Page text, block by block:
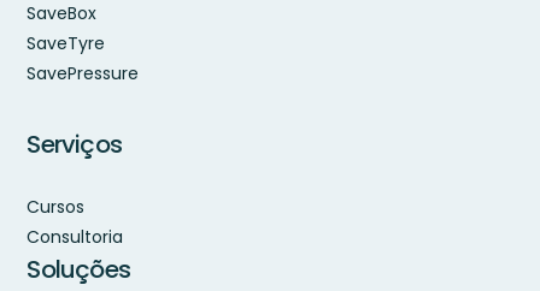
SaveBox
SaveTyre
SavePressure
Serviços
Cursos
Consultoria
Soluções